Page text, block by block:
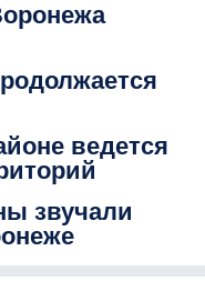
ведется
звучали